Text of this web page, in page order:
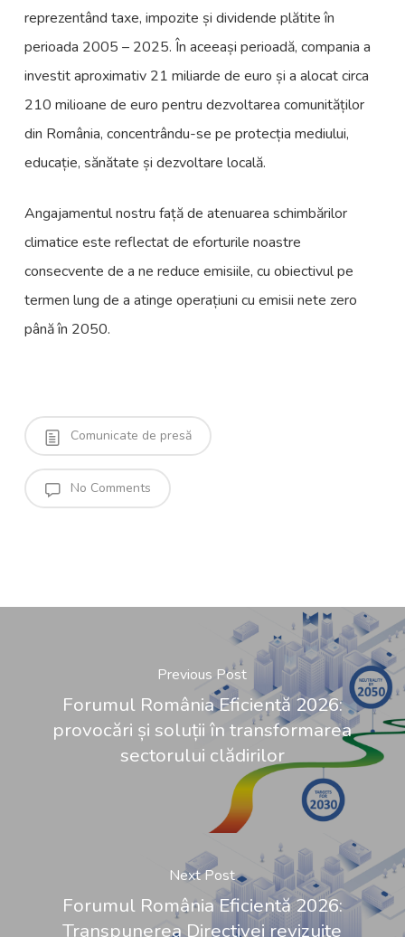
reprezentând taxe, impozite și dividende plătite în
perioada 2005 – 2025. În aceeași perioadă, compania a
investit aproximativ 21 miliarde de euro și a alocat circa
210 milioane de euro pentru dezvoltarea comunităților
din România, concentrându-se pe protecția mediului,
educație, sănătate și dezvoltare locală.
Angajamentul nostru față de atenuarea schimbărilor
climatice este reflectat de eforturile noastre
consecvente de a ne reduce emisiile, cu obiectivul pe
termen lung de a atinge operațiuni cu emisii nete zero
până în 2050.
Comunicate de presă
No Comments
Previous Post
Forumul România Eficientă 2026:
provocări și soluții în transformarea
sectorului clădirilor
Next Post
Forumul România Eficientă 2026:
Transpunerea Directivei revizuite